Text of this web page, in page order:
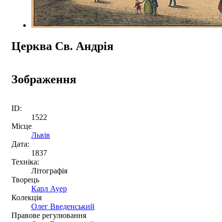
Церква Св. Андрія
Зображення
ID:
1522
Місце
Львів
Дата:
1837
Техніка:
Літографія
Творець
Карл Ауер
Колекція
Олег Введенський
Правове регулювання